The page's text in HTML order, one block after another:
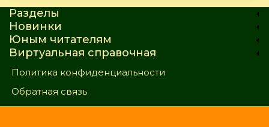
Разделы
Новинки
Юным читателям
Виртуальная справочная
Политика конфиденциальности
Обратная связь